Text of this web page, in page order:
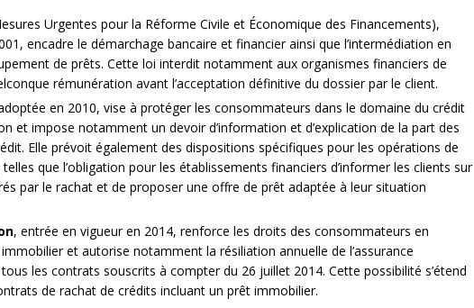
Urgentes pour la Réforme Civile et Économique des Financements),
encadre le démarchage bancaire et financier ainsi que l’intermédiation en
de prêts. Cette loi interdit notamment aux organismes financiers de
rémunération avant l’acceptation définitive du dossier par le client.
en 2010, vise à protéger les consommateurs dans le domaine du crédit
et impose notamment un devoir d’information et d’explication de la part des
Elle prévoit également des dispositions spécifiques pour les opérations de
que l’obligation pour les établissements financiers d’informer les clients sur
par le rachat et de proposer une offre de prêt adaptée à leur situation
, entrée en vigueur en 2014, renforce les droits des consommateurs en
et autorise notamment la résiliation annuelle de l’assurance
les contrats souscrits à compter du 26 juillet 2014. Cette possibilité s’étend
de rachat de crédits incluant un prêt immobilier.